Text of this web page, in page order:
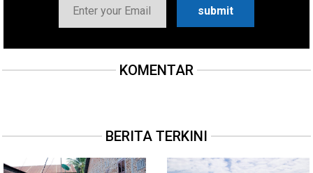
KOMENTAR
BERITA TERKINI